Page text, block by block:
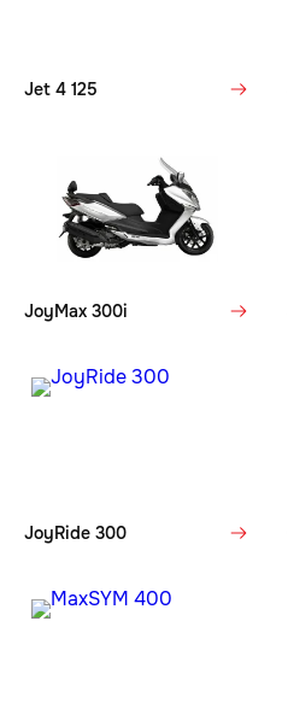
Jet 4 125
JoyMax 300i
JoyRide 300